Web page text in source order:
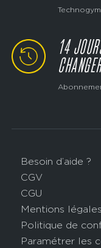
14
Besoin d’aide ?
CGV
CGU
Mentions légales
Politique de
Paramétrer les